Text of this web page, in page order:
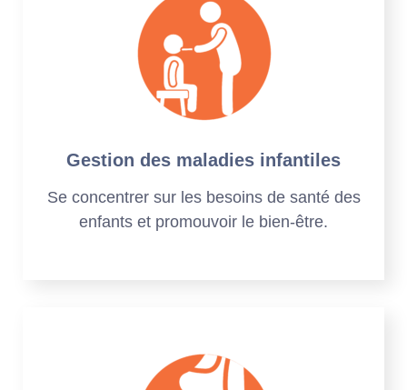
Gestion des maladies infantiles
Se concentrer sur les besoins de santé des
enfants et promouvoir le bien-être.